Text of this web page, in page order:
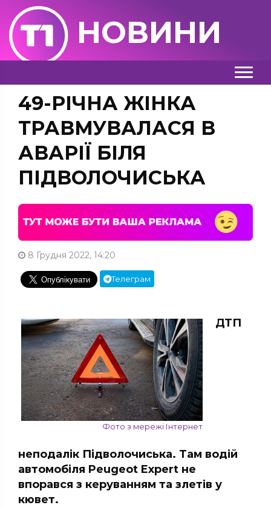
НОВИНИ
49-РІЧНА ЖІНКА
ТРАВМУВАЛАСЯ В
АВАРІЇ БІЛЯ
ПІДВОЛОЧИСЬКА
8 Грудня 2022, 14:20
Телеграм
Фото з мережі Інтернет
ДТП
неподалік Підволочиська. Там водій
автомобіля Peugeot Expert не
впорався з керуванням та злетів у
кювет.